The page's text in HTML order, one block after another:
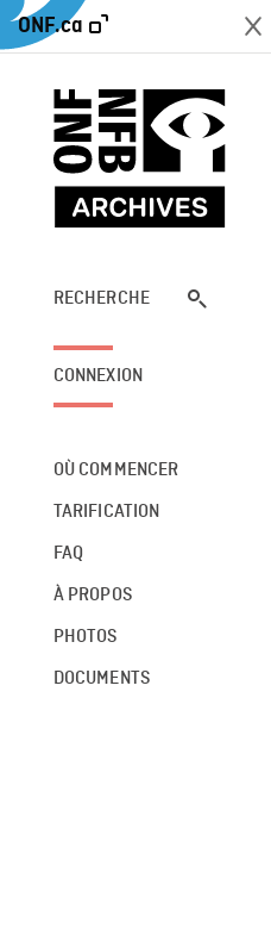
ONF.ca
RECHERCHE
CONNEXION
OÙ COMMENCER
TARIFICATION
FAQ
À PROPOS
PHOTOS
DOCUMENTS